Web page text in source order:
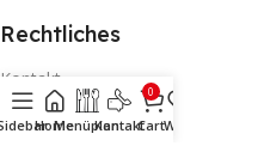
Rechtliches
Kontakt
Datenschutz
HomeMenüplanKontakt
0
CartWishlist